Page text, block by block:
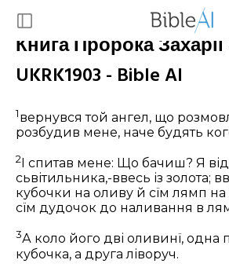
Книга Пророка Захарії
UKRK1903 - Bible AI
1вернувся той ангел, що
розбудив мене, наче будять
2
І спитав мене: Що бачиш? Я
сьвітильника,-ввесь із золота;
кубочки на оливу й сїм лямп
сїм дудочок до наливання в
3А коло його дві оливинї, одна
кубочка, а друга ліворуч.